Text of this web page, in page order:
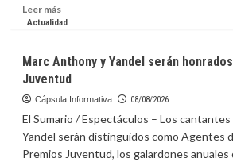
impacto
Leer másLeer
más
respalda
continuidad
de
Infantino
la
presidencia
Actualidad
Marc Anthony y Yandel serán
Juventud
Cápsula Informativa 08/08/2026
El Sumario / Espectáculos – Los
Yandel serán distinguidos como Agentes
Premios Juventud, los galardones anuales